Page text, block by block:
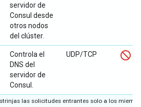
servidor de
Consul desde
otros nodos
del clúster.
Controla el
DNS del
servidor de
Consul.
UDP/TCP
las solicitudes entrantes solo a los